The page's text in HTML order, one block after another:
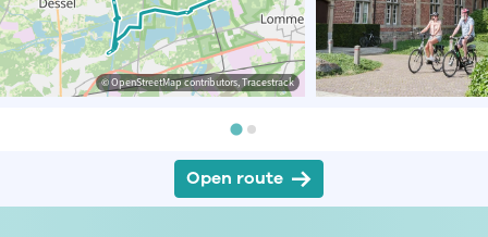
© OpenStreetMap contributors, Tracestrack
Open route